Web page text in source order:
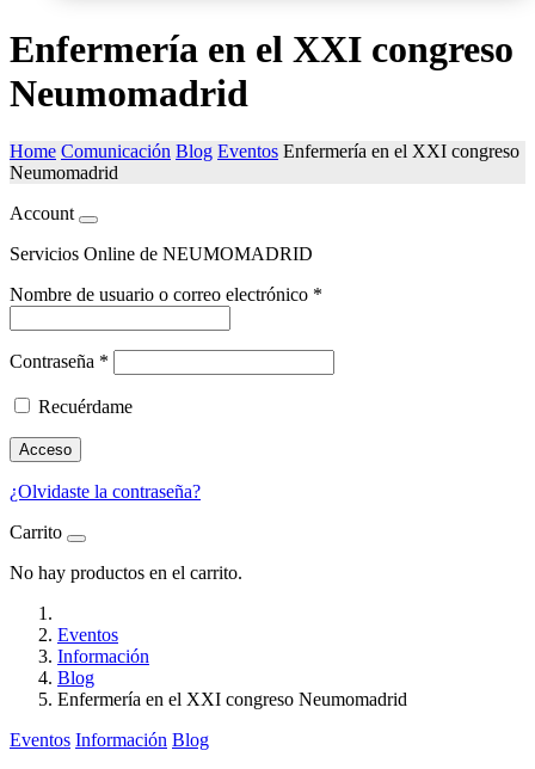
Enfermería en el XXI congreso
Neumomadrid
Home Comunicación Blog Eventos Enfermería en el XXI congreso
Neumomadrid
Account
Servicios Online de NEUMOMADRID
Nombre de usuario o correo electrónico *
Contraseña *
Recuérdame
Acceso
¿Olvidaste la contraseña?
Carrito
No hay productos en el carrito.
Eventos
Información
Blog
Enfermería en el XXI congreso Neumomadrid
Eventos Información Blog